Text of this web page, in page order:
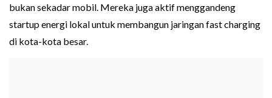
bukan sekadar mobil. Mereka juga aktif menggandeng
startup energi lokal untuk membangun jaringan fast charging
di kota-kota besar.